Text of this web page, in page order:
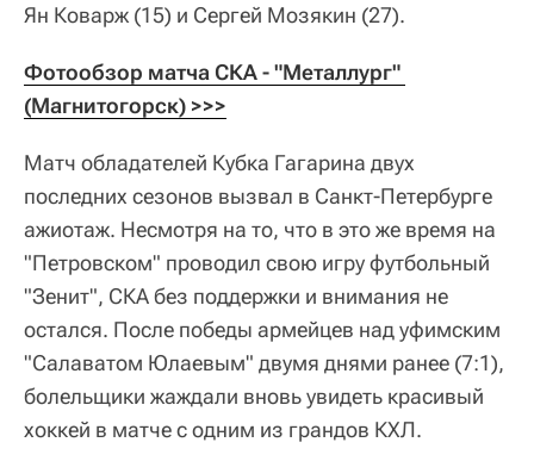
Ян Коварж (15) и Сергей Мозякин (27).
Фотообзор матча СКА - "Металлург"
(Магнитогорск) >>>
Матч обладателей Кубка Гагарина двух
последних сезонов вызвал в Санкт-Петербурге
ажиотаж. Несмотря на то, что в это же время на
"Петровском" проводил свою игру футбольный
"Зенит", СКА без поддержки и внимания не
остался. После победы армейцев над уфимским
"Салаватом Юлаевым" двумя днями ранее (7:1),
болельщики жаждали вновь увидеть красивый
хоккей в матче с одним из грандов КХЛ.